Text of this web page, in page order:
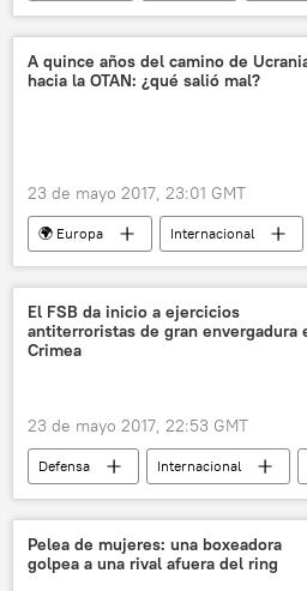
noticias
A quince años del camino de
hacia la OTAN: ¿qué salió mal?
23 de mayo 2017, 23:01 GMT
🌍 Europa Internacional
Ucrania
EEUU
OTAN
noticias
El FSB da inicio a ejercicios
antiterroristas de gran envergadura
Crimea
23 de mayo 2017, 22:53 GMT
Defensa Internacional
Crimea
Servicio Federal de Seguridad de Rusia
maniobras
noticias
Pelea de mujeres: una boxeadora
golpea a una rival afuera del ring